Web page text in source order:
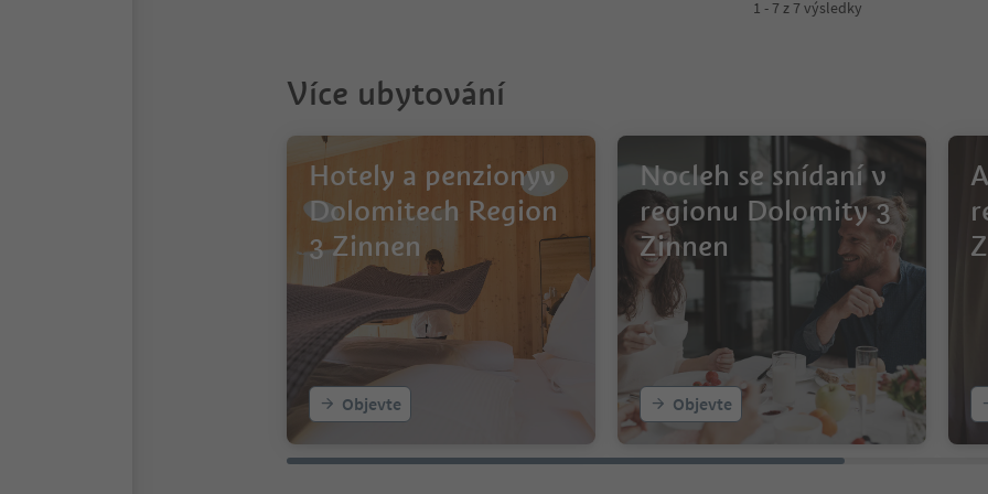
1 - 7 z 7 výsledky
Více ubytování
Hotely a penzionyv
Dolomitech Region
3 Zinnen
Objevte
Nocleh se snídaní v
regionu Dolomity 3
Zinnen
Objevte